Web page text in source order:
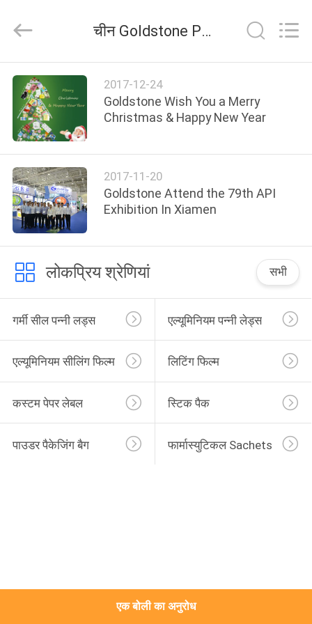
घर
उत्पाद
विडियो
हमारे
बारे
कारखाने
का
दौरा
गुणवत्ता
नियंत्रण
मांगें
आपूर्तिकर्ता.
Copyright
-
heatsealfoillids.com.
Rights
Reserved.
चीन Goldstone Packaging Jiaxing Co.,Ltd कंपनी समाचार
2017-12-24
Goldstone Wish You a Merry
Christmas & Happy New Year
2017-11-20
Goldstone Attend the 79th API
Exhibition In Xiamen
लोकप्रिय श्रेणियां सभी
गर्मी सील पन्नी लड्स एल्यूमिनियम पन्नी लेड्स
एल्यूमिनियम सीलिंग फिल्म लिटिंग फिल्म
कस्टम पेपर लेबल स्टिक पैक
पाउडर पैकेजिंग बैग फार्मास्युटिकल Sachets
एक बोली का अनुरोध